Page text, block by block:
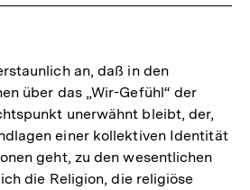
an, daß in den
über das „Wir-Gefühl“ der
unerwähnt bleibt, der,
einer kollektiven Identität
geht, zu den wesentlichen
die Religion, die religiöse